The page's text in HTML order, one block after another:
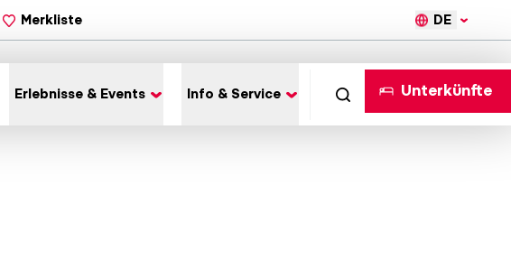
Merkliste DE
Erlebnisse & Events Info & Service Unterkünfte